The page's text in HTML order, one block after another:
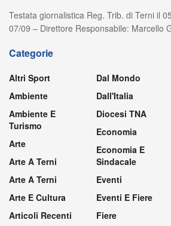
Testata giornalistica Reg. Trib. di Terni il
07/09 – Direttore Responsabile: Marcello
Categorie
Altri Sport
Ambiente
Ambiente E
Turismo
Arte
Arte A Terni
Arte A Terni
Arte E Cultura
Articoli Recenti
Dal Mondo
Dall'Italia
Diocesi TNA
Economia
Economia E
Sindacale
Eventi
Eventi E Fiere
Fiere